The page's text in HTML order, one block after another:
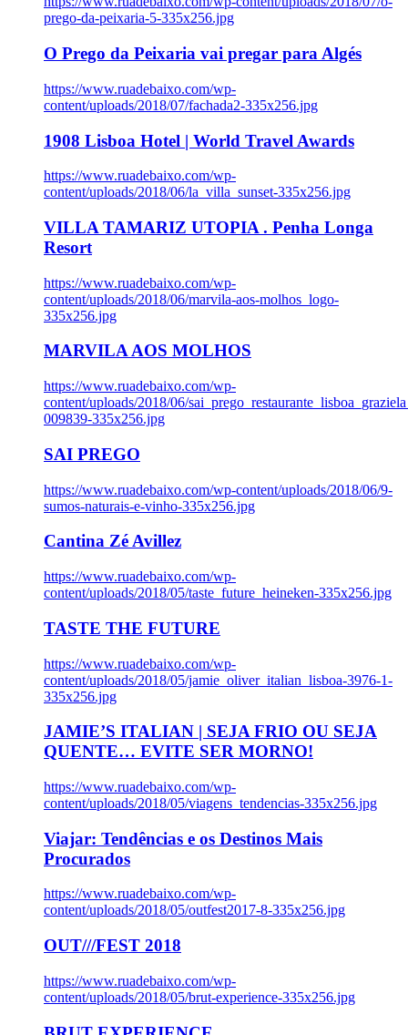
prego-da-peixaria-5-335x256.jpg
O Prego da Peixaria vai pregar para Algés
https://www.ruadebaixo.com/wp-
content/uploads/2018/07/fachada2-335x256.jpg
1908 Lisboa Hotel | World Travel Awards
https://www.ruadebaixo.com/wp-
content/uploads/2018/06/la_villa_sunset-335x256.jpg
VILLA TAMARIZ UTOPIA . Penha Longa
Resort
https://www.ruadebaixo.com/wp-
content/uploads/2018/06/marvila-aos-molhos_logo-
335x256.jpg
MARVILA AOS MOLHOS
https://www.ruadebaixo.com/wp-
content/uploads/2018/06/
009839-335x256.jpg
SAI PREGO
https://www.ruadebaixo.com/wp-content/uploads/2018/06/9-
sumos-naturais-e-vinho-335x256.jpg
Cantina Zé Avillez
https://www.ruadebaixo.com/wp-
content/uploads/2018/05/taste_future_heineken-335x256.jpg
TASTE THE FUTURE
https://www.ruadebaixo.com/wp-
content/uploads/2018/05/jamie_oliver_italian_lisboa-3976-1-
335x256.jpg
JAMIE’S ITALIAN | SEJA FRIO OU SEJA
QUENTE… EVITE SER MORNO!
https://www.ruadebaixo.com/wp-
content/uploads/2018/05/viagens_tendencias-335x256.jpg
Viajar: Tendências e os Destinos Mais
Procurados
https://www.ruadebaixo.com/wp-
content/uploads/2018/05/outfest2017-8-335x256.jpg
OUT///FEST 2018
https://www.ruadebaixo.com/wp-
content/uploads/2018/05/brut-experience-335x256.jpg